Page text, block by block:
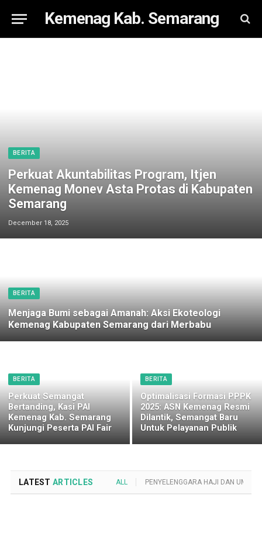
Kemenag Kab. Semarang
BERITA
Perkuat Akuntabilitas Program, Itjen
Kemenag Monev Asta Protas di Kabupaten
Semarang
December 18, 2025
BERITA
Menjaga Bumi sebagai Amanah: Aksi Ekoteologi
Kemenag Kabupaten Semarang dari Merbabu
BERITA
Perkuat Semangat
Bertanding, Kasi PAI
Kemenag Kab. Semarang
Kunjungi Peserta PAI Fair
BERITA
Optimalisasi Formasi PPPK
2025: ASN Kemenag Resmi
Dilantik, Semangat Baru
Untuk Pelayanan Publik
LATEST ARTICLES ALL PENYELENGGARA HAJI DAN UMROH